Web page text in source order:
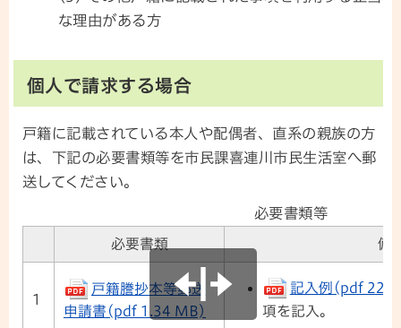
な理由がある方
個人で請求する場合
戸籍に記載されている本人や配偶者、直系の親族の方
は、下記の必要書類等を市民課喜連川市民生活室へ郵
送してください。
必要書類等
必要書類 備
1
戸籍謄抄本等郵送
申請書(pdf 1.34 MB)
記入例(pdf 225
項を記入。